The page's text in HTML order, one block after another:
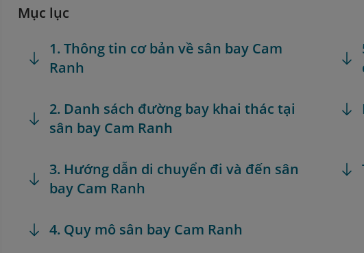
Mục lục
1. Thông tin cơ bản về sân bay Cam
Ranh
2. Danh sách đường bay khai thác tại
sân bay Cam Ranh
3. Hướng dẫn di chuyển đi và đến sân
bay Cam Ranh
4. Quy mô sân bay Cam Ranh